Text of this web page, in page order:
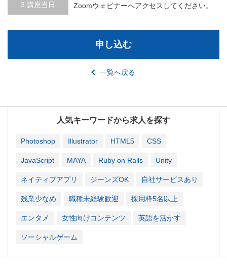
3.講座当日 Zoomウェビナーへアクセスしてください。
申し込む
一覧へ戻る
人気キーワードから求人を探す
Photoshop Illustrator HTML5 CSS
JavaScript MAYA Ruby on Rails Unity
ネイティブアプリ ジーンズOK 自社サービスあり
残業少なめ 職種未経験歓迎 採用枠5名以上
エンタメ 女性向けコンテンツ 英語を活かす
ソーシャルゲーム